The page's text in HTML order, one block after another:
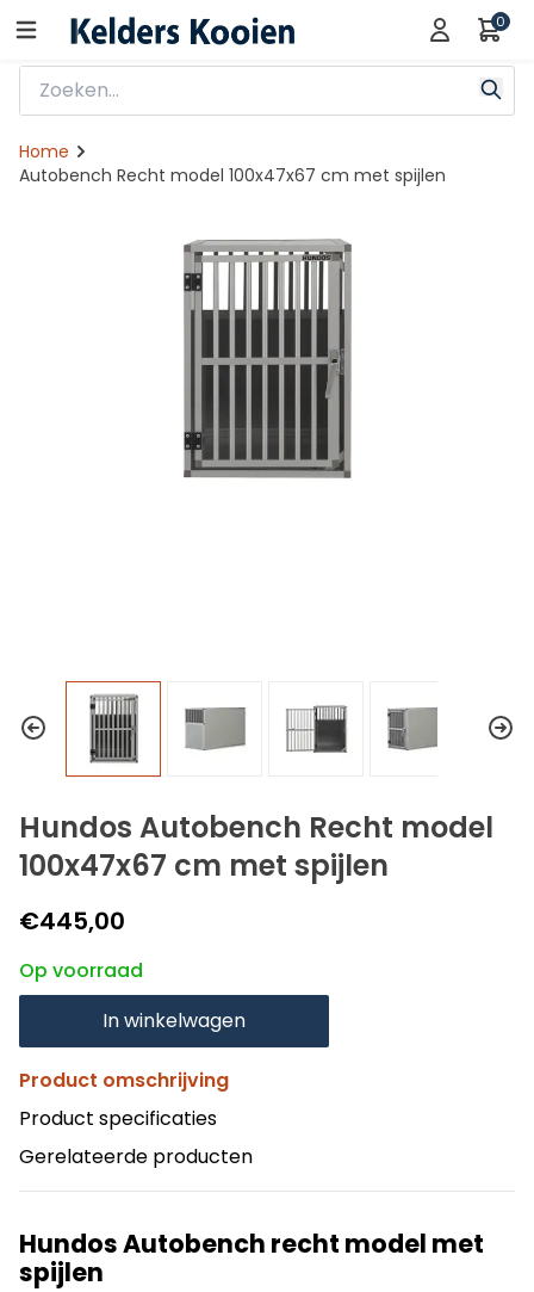
0
Home
Autobench Recht model 100x47x67 cm met spijlen
Hundos Autobench Recht model
100x47x67 cm met spijlen
€445,00
Op voorraad
In winkelwagen
Product omschrijving
Product specificaties
Gerelateerde producten
Hundos Autobench recht model met
spijlen